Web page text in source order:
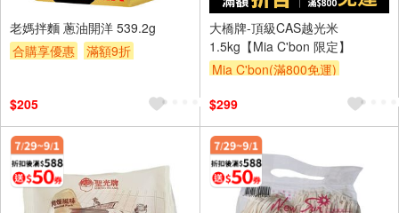
老媽拌麵 蔥油開洋 539.2g
合購享優惠
滿額9折
$205
大橋牌-頂級CAS越光米
1.5kg【Mia C'bon 限定】
Mia C'bon(滿800免運)
$299